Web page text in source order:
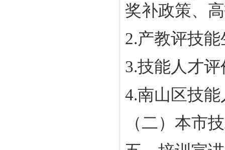
奖补政策、
2.产教评技
3.技能人才
4.南山区技
（二）本市